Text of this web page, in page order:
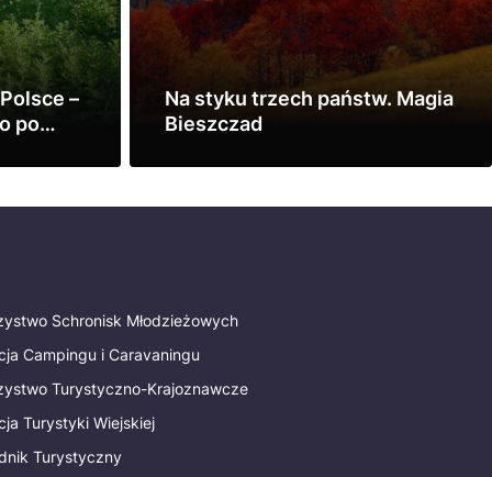
–
po
Na styku trzech państw. Magia
Bieszczad
Zobacz
Schronisk Młodzieżowych
Campingu i Caravaningu
Turystyczno-Krajoznawcze
Turystyki Wiejskiej
Turystyczny